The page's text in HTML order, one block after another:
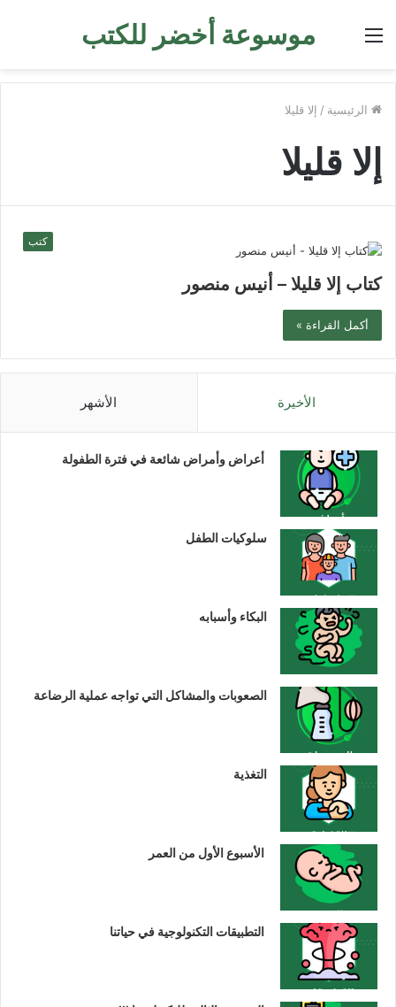
موسوعة أخضر للكتب القائمة
الرئيسية / إلا قليلا
إلا قليلا
كتب
كتاب إلا قليلا – أنيس منصور
أكمل القراءة »
الأخيرة الأشهر
أعراض وأمراض شائعة في فترة الطفولة
سلوكيات الطفل
البكاء وأسبابه
الصعوبات والمشاكل التي تواجه عملية الرضاعة
التغذية
الأسبوع الأول من العمر
التطبيقات التكنولوجية في حياتنا